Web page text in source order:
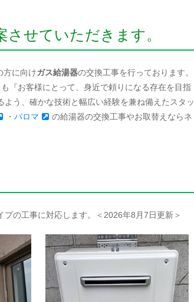
せていただきます。
方に向けガス給湯器の交換工事を行っております。
『お客様にとって、身近で頼りになる存在を目指
う、確かな技術と幅広い経験を兼ね備えたスタッ
・ パロマ
の給湯器の交換工事やお取替えならネ
の工事に対応します。＜2026年8月7日更新＞